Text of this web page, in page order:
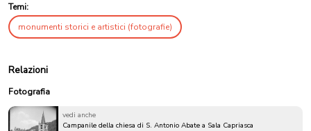
Temi:
monumenti storici e artistici (fotografie)
Relazioni
Fotografia
vedi anche
Campanile della chiesa di S. Antonio Abate a Sala Capriasca